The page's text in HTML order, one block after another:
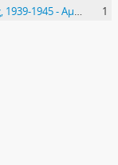
Παγκόσμιος πόλεμος, 1939-1945 - Αμερικανική βοήθεια
1